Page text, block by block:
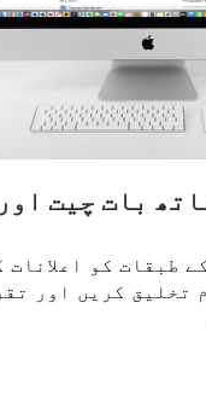
بات چیت
طبقات کو اعلانات
تخلیق کریں اور